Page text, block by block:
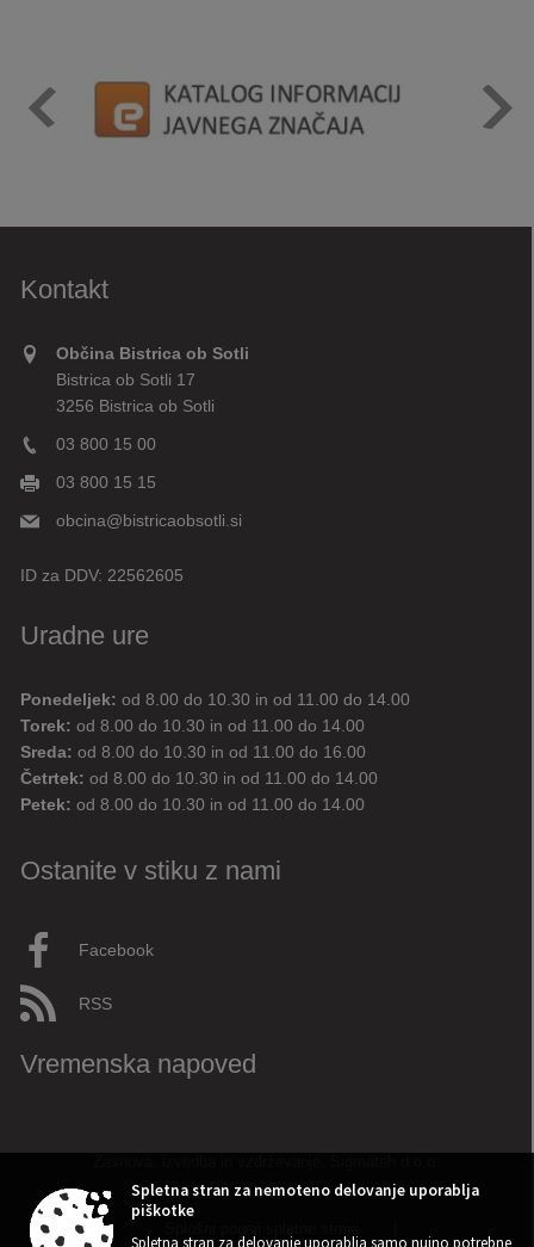
Kontakt
Občina Bistrica ob Sotli
Bistrica ob Sotli 17
3256 Bistrica ob Sotli
03 800 15 00
03 800 15 15
obcina@bistricaobsotli.si
ID za DDV: 22562605
Uradne ure
Ponedeljek: od 8.00 do 10.30 in od 11.00 do 14.00
Torek: od 8.00 do 10.30 in od 11.00 do 14.00
Sreda: od 8.00 do 10.30 in od 11.00 do 16.00
Četrtek: od 8.00 do 10.30 in od 11.00 do 14.00
Petek: od 8.00 do 10.30 in od 11.00 do 14.00
Ostanite v stiku z nami
Facebook
RSS
Vremenska napoved
Spletna stran za nemoteno delovanje uporablja
piškotke
Spletna stran za delovanje uporablja samo nujno potrebne
Digitalni pomočnik
Aktualne novice Aktualne cestne zapore
Dovolilnice za parkiranje
Živjo! 👋 Napiši vprašanje ali klikni na eno od hitrih